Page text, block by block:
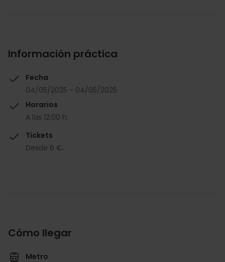
Información práctica
Fecha
04/05/2025 - 04/05/2025
Horarios
A las 12:00 h.
Tickets
Desde 6 €.
Cómo llegar
Metro